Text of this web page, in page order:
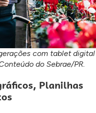
com tablet digital
do Sebrae/PR.
Planilhas